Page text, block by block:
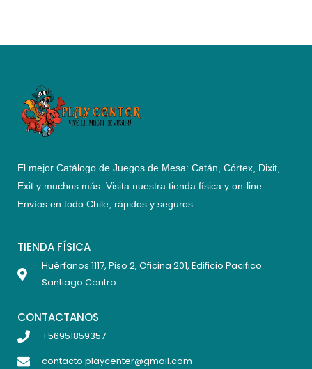
El mejor Catálogo de Juegos de Mesa: Catán, Córtex, Dixit,
Exit y muchos más. Visita nuestra tienda física y on-line.
Envíos en todo Chile, rápidos y seguros
TIENDA FÍSICA
Huérfanos 1117, Piso 2, Oficina 201, Edificio Pacifico.
Santiago Centro
CONTACTANOS
+56951859357
contacto.playcenter@gmail.com